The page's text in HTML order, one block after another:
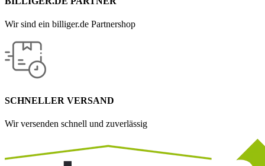
Wir sind ein billiger.de Partnershop
SCHNELLER VERSAND
Wir versenden schnell und zuverlässig